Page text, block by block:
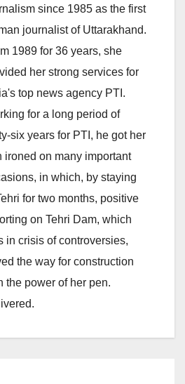
since 1985 as the first
journalist of Uttarakhand.
1989 for 36 years, she
her strong services for
top news agency PTI.
for a long period of
six years for PTI, he got her
ironed on many important
in which, by staying
for two months, positive
on Tehri Dam, which
in crisis of controversies,
the way for construction
the power of her pen.